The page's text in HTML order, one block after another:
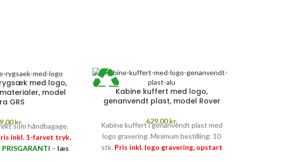
med logo,
model
GRS
kr.
som håndbagage.
inkl. 1-farvet tryk,
PRISGARANTI – læs
Kabine kuffert med logo,
genanvendt plast, model Rover
629,00kr.
Kabine kuffert i genanvendt plast med
logo gravering. Minimum bestilling: 10
stk. Pris inkl. logo gravering, opstart